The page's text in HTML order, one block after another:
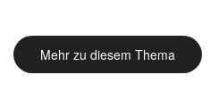
Mehr zu diesem Thema